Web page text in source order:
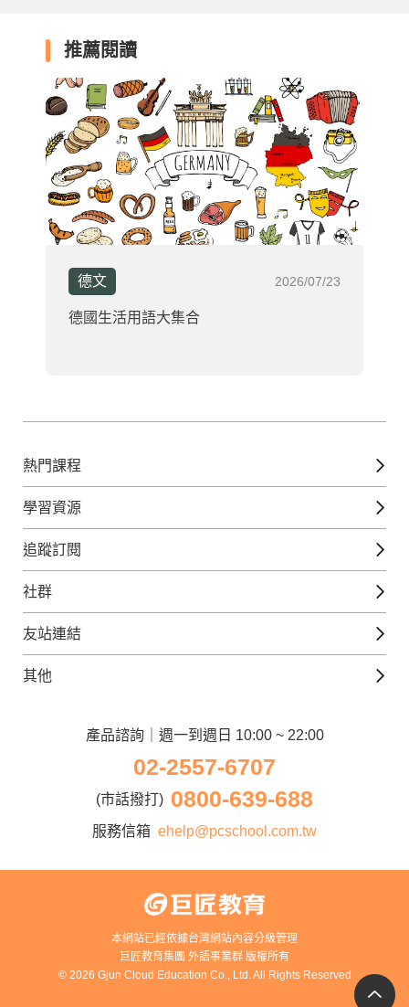
推薦閱讀
德文 2026/07/23
德國生活用語大集合
熱門課程
英文課程
日語課程
韓語課程
法文課程
兒童日語課程
學習資源
免費線上檢定
外語補給站
美日語數位學院
追蹤訂閱
Gjun-就醬學外語
官方Youtube
社群
英語觀光城
日語觀光城
友站連結
iWorld JR
電腦直播教學
巨匠東大日語
其他
Apply to Teach
講師登入
產品諮詢｜週一到週日 10:00 ~ 22:00
02-2557-6707
(市話撥打) 0800-639-688
服務信箱 ehelp@pcschool.com.tw
本網站已經依據台灣網站內容分級管理
巨匠教育集團 外語事業群 版權所有
© 2026 Gjun Cloud Education Co., Ltd. All Rights Reserved